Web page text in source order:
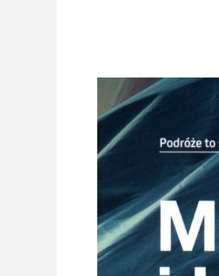
BEDROŻA:
MEDIOLAN
LOMBARDIA
T&S